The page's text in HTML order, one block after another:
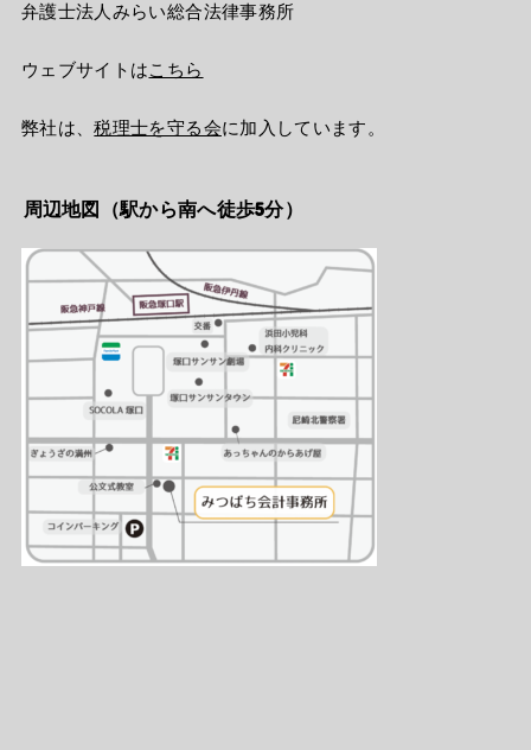
弁護士法人みらい総合法律事務所
ウェブサイトはこちら
弊社は、税理士を守る会に加入しています。
周辺地図（駅から南へ徒歩5分）